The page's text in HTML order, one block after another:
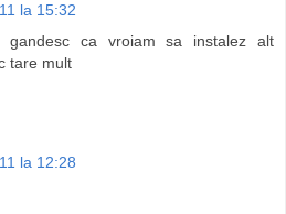
la 15:32
ca vroiam sa instalez alt
tare mult
la 12:28